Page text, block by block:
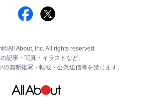
About, Inc. All rights reserved.
記事・写真・イラストなど、
の無断複写・転載・公衆送信等を禁じます。